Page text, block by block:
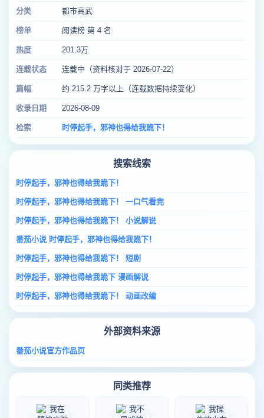
分类 都市高武
榜单 阅读榜 第 4 名
热度 201.3万
连载状态 连载中（资料核对于 2026-07-22）
篇幅 约 215.2 万字以上（连载数据持续变化）
收录日期 2026-08-09
检索 时停起手，邪神也得给我跪下！
搜索线索
时停起手，邪神也得给我跪下！
时停起手，邪神也得给我跪下！ 一口气看完
时停起手，邪神也得给我跪下！ 小说解说
番茄小说 时停起手，邪神也得给我跪下！
时停起手，邪神也得给我跪下！ 短剧
时停起手，邪神也得给我跪下 漫画解说
时停起手，邪神也得给我跪下！ 动画改编
外部资料来源
番茄小说官方作品页
同类推荐